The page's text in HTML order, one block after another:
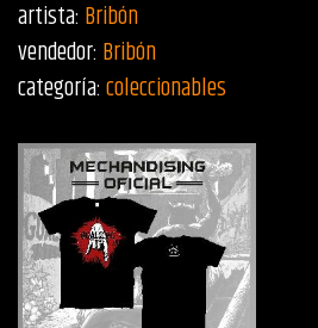
artista: Bribón
vendedor: Bribón
categoría:coleccionables